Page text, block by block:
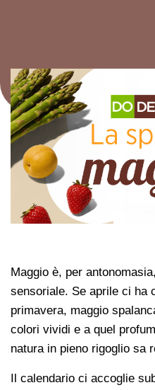
Maggio è, per
sensoriale. Se aprile ci ha
primavera, maggio
colori vividi e a quel
natura in pieno rigoglio sa
Il calendario ci accoglie